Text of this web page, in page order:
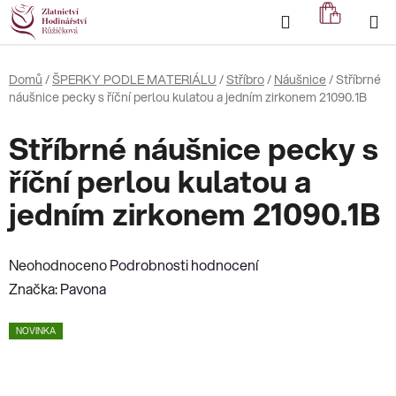
Přejít
na
obsah
Hledat
KOŠÍK
Domů /ŠPERKY PODLE MATERIÁLU /Stříbro/ Náušnice/Stříbrné
náušnice pecky s říční perlou kulatou a jedním zirkonem 21090.1B
Stříbrné náušnice pecky s
říční perlou kulatou a
jedním zirkonem 21090.1B
Průměrné
hodnocení
je
NeohodnocenoPodrobnosti hodnocení
Značka:Pavona
NOVINKA